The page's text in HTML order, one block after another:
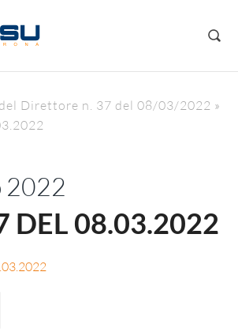
Direttore n. 37 del 08/03/2022 »
2022
DEL 08.03.2022